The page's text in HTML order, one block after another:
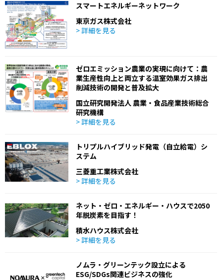
スマートエネルギーネットワーク
東京ガス株式会社
> 詳細を見る
ゼロエミッション農業の実現に向けて：農
業生産性向上と両立する温室効果ガス排出
削減技術の開発と普及拡大
国立研究開発法人 農業・食品産業技術総合
研究機構
> 詳細を見る
トリプルハイブリッド発電（自立給電）シ
ステム
三菱重工業株式会社
> 詳細を見る
ネット・ゼロ・エネルギー・ハウスで2050
年脱炭素を目指す！
積水ハウス株式会社
> 詳細を見る
ノムラ・グリーンテック設立による
ESG/SDGs関連ビジネスの強化